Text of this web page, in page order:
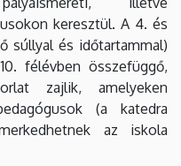
keresztül. A 4. és
súllyal és időtartammal)
félévben összefüggő,
zajlik, amelyeken
(a katedra
az iskola